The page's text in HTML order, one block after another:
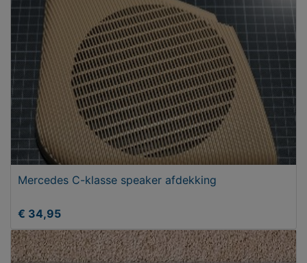
Mercedes C-klasse speaker afdekking
€ 34,95